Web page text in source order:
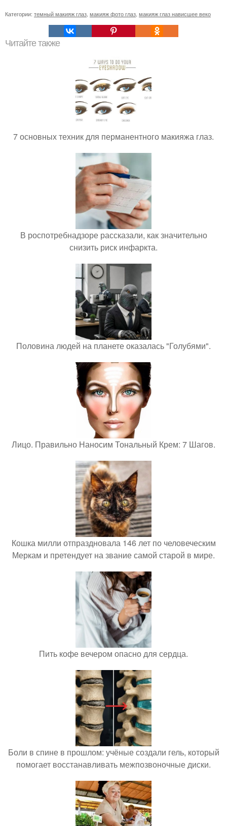
Категории: темный макияж глаз макияж фото глаз макияж глаз нависшее веко
Читайте также
7 основных техник для перманентного макияжа глаз.
В роспотребнадзоре рассказали, как значительно
снизить риск инфаркта.
Половина людей на планете оказалась "Голубями".
Лицо. Правильно Наносим Тональный Крем: 7 Шагов.
Кошка милли отпраздновала 146 лет по человеческим
Меркам и претендует на звание самой старой в мире.
Пить кофе вечером опасно для сердца.
Боли в спине в прошлом: учёные создали гель, который
помогает восстанавливать межпозвоночные диски.